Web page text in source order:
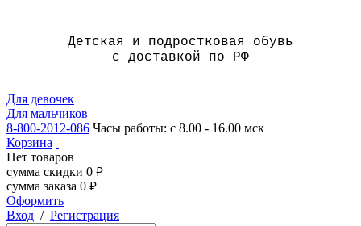
Детская и подростковая обувь
с доставкой по РФ
Для девочек
Для мальчиков
8-800-2012-086 Часы работы: с 8.00 - 16.00 мск
Корзина
Нет товаров
сумма скидки 0 руб.
сумма заказа 0 руб.
Оформить
Вход / Регистрация